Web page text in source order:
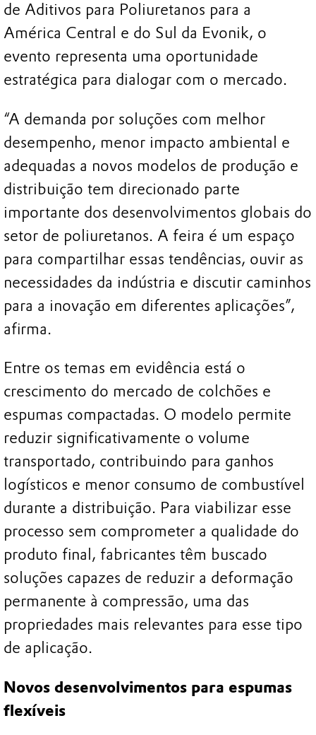
de Aditivos para Poliuretanos para a
América Central e do Sul da Evonik, o
evento representa uma oportunidade
estratégica para dialogar com o mercado.
“A demanda por soluções com melhor
desempenho, menor impacto ambiental e
adequadas a novos modelos de produção e
distribuição tem direcionado parte
importante dos desenvolvimentos globais do
setor de poliuretanos. A feira é um espaço
para compartilhar essas tendências, ouvir as
necessidades da indústria e discutir caminhos
para a inovação em diferentes aplicações”,
afirma.
Entre os temas em evidência está o
crescimento do mercado de colchões e
espumas compactadas. O modelo permite
reduzir significativamente o volume
transportado, contribuindo para ganhos
logísticos e menor consumo de combustível
durante a distribuição. Para viabilizar esse
processo sem comprometer a qualidade do
produto final, fabricantes têm buscado
soluções capazes de reduzir a deformação
permanente à compressão, uma das
propriedades mais relevantes para esse tipo
de aplicação.
Novos desenvolvimentos para espumas
flexíveis